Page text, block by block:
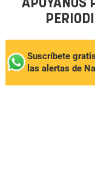
APÓYANOS
Suscríbete
las alertas de